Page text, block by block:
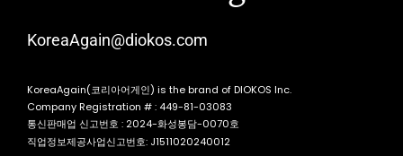
KoreaAgain@diokos.com
KoreaAgain(코리아어게인) is the brand of DIOKOS Inc.
Company Registration # : 449-81-03083
통신판매업 신고번호 : 2024-화성봉담-0070호
직업정보제공사업신고번호: J1511020240012